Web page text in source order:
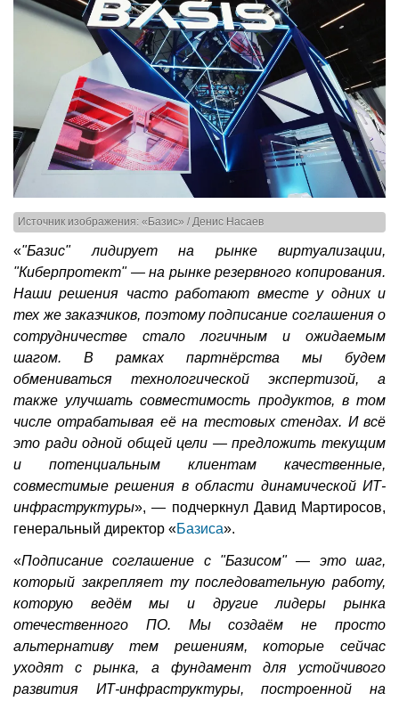
Источник изображения: «Базис» / Денис Насаев
«"Базис" лидирует на рынке виртуализации,
"Киберпротект" — на рынке резервного копирования.
Наши решения часто работают вместе у одних и
тех же заказчиков, поэтому подписание соглашения о
сотрудничестве стало логичным и ожидаемым
шагом. В рамках партнёрства мы будем
обмениваться технологической экспертизой, а
также улучшать совместимость продуктов, в том
числе отрабатывая её на тестовых стендах. И всё
это ради одной общей цели — предложить текущим
и потенциальным клиентам качественные,
совместимые решения в области динамической ИТ-
инфраструктуры», — подчеркнул Давид Мартиросов,
генеральный директор «Базиса».
«Подписание соглашение с "Базисом" — это шаг,
который закрепляет ту последовательную работу,
которую ведём мы и другие лидеры рынка
отечественного ПО. Мы создаём не просто
альтернативу тем решениям, которые сейчас
уходят с рынка, а фундамент для устойчивого
развития ИТ-инфраструктуры, построенной на